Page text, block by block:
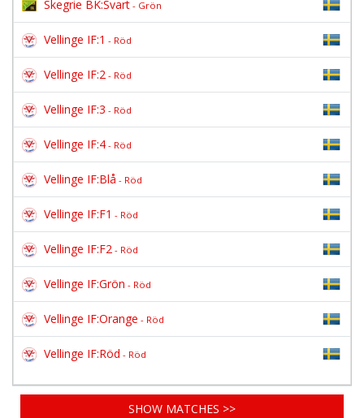
Skegrie BK:Svart - Grön
Vellinge IF:1 - Röd
Vellinge IF:2 - Röd
Vellinge IF:3 - Röd
Vellinge IF:4 - Röd
Vellinge IF:Blå - Röd
Vellinge IF:F1 - Röd
Vellinge IF:F2 - Röd
Vellinge IF:Grön - Röd
Vellinge IF:Orange - Röd
Vellinge IF:Röd - Röd
SHOW MATCHES >>